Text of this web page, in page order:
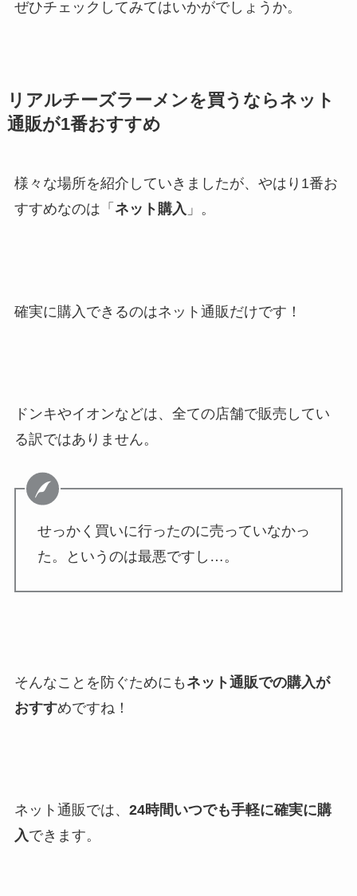
ぜひチェックしてみてはいかがでしょうか。
リアルチーズラーメンを買うならネット
通販が1番おすすめ
様々な場所を紹介していきましたが、やはり1番お
すすめなのは「 ネット購入 」。
確実に購入できるのはネット通販だけです！
ドンキやイオンなどは、全ての店舗で販売してい
る訳ではありません。
せっかく買いに行ったのに売っていなかっ
た。というのは最悪ですし…。
そんなことを防ぐためにも ネット通販での購入が
おすすめですね！
ネット通販では、 24時間いつでも手軽に確実に購
入できます。